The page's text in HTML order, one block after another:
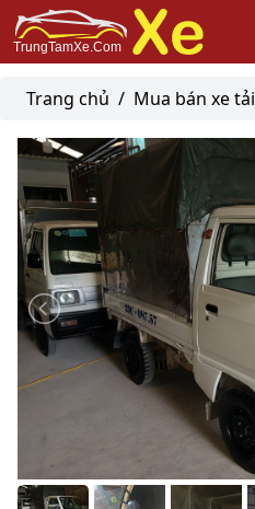
Trang chủ / Mua bán xe tải